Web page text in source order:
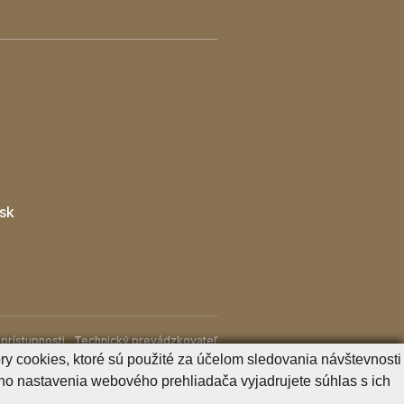
Technický prevádzkovateľ
GenerujeCMS BUXUS
cookies, ktoré sú použité za účelom sledovania návštevnosti
nastavenia webového prehliadača vyjadrujete súhlas s ich